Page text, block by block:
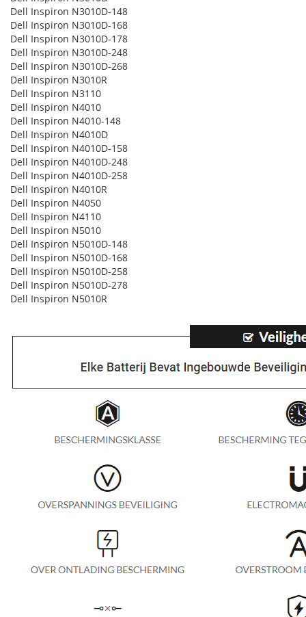
Dell Inspiron N3010D-148
Dell Inspiron N3010D-168
Dell Inspiron N3010D-178
Dell Inspiron N3010D-248
Dell Inspiron N3010D-268
Dell Inspiron N3010R
Dell Inspiron N3110
Dell Inspiron N4010
Dell Inspiron N4010-148
Dell Inspiron N4010D
Dell Inspiron N4010D-158
Dell Inspiron N4010D-248
Dell Inspiron N4010D-258
Dell Inspiron N4010R
Dell Inspiron N4050
Dell Inspiron N4110
Dell Inspiron N5010
Dell Inspiron N5010D-148
Dell Inspiron N5010D-168
Dell Inspiron N5010D-258
Dell Inspiron N5010D-278
Dell Inspiron N5010R